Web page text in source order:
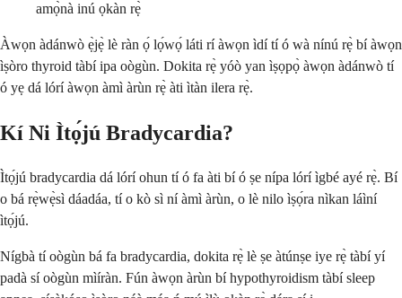
amọ̀nà inú ọkàn rẹ̀
Àwọn àdánwò ẹ̀jẹ̀ lè ràn ọ́ lọ́wọ́ láti rí àwọn ìdí tí ó wà nínú rẹ̀ bí àwọn
ìṣòro thyroid tàbí ipa oògùn. Dokita rẹ̀ yóò yan ìṣọpọ̀ àwọn àdánwò tí
ó yẹ dá lórí àwọn àmì àrùn rẹ̀ àti ìtàn ilera rẹ̀.
Kí Ni Ìtọ́jú Bradycardia?
Ìtọ́jú bradycardia dá lórí ohun tí ó fa àti bí ó ṣe nípa lórí ìgbé ayé rẹ̀. Bí
o bá rẹ̀wẹ̀sì dáadáa, tí o kò sì ní àmì àrùn, o lè nilo ìṣọ́ra nìkan láìní
ìtọ́jú.
Nígbà tí oògùn bá fa bradycardia, dokita rẹ̀ lè ṣe àtúnṣe iye rẹ̀ tàbí yí
padà sí oògùn mìíràn. Fún àwọn àrùn bí hypothyroidism tàbí sleep